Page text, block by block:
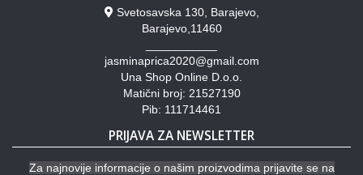
Svetosavska 130, Barajevo,
Barajevo,11460
jasminaprica2020@gmail.com
Una Shop Online D.o.o.
Matični broj: 21527190
Pib: 111714461
PRIJAVA ZA NEWSLETTER
Za najnovije informacije o našim proizvodima prijavite se na